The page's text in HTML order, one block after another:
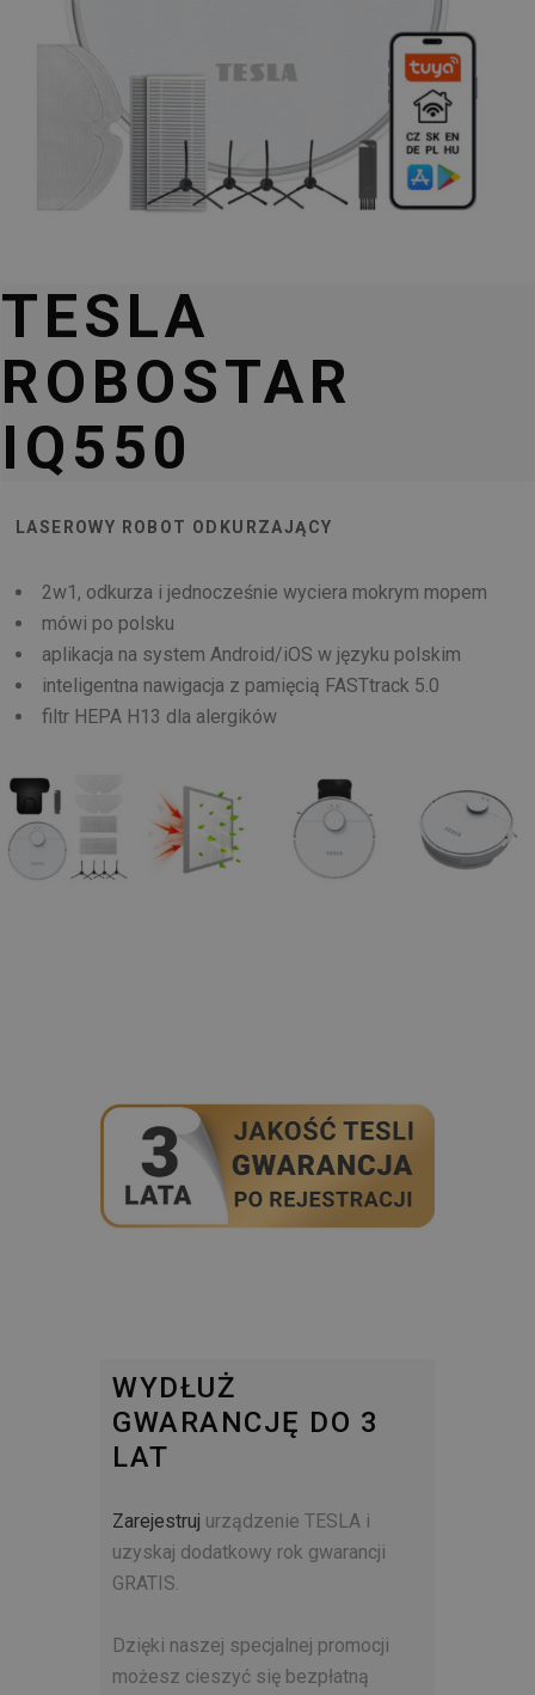
TESLA
ROBOSTAR
IQ550
LASEROWY ROBOT ODKURZAJĄCY
2w1, odkurza i jednocześnie wyciera mokrym mopem
mówi po polsku
aplikacja na system Android/iOS w języku polskim
inteligentna nawigacja z pamięcią FASTtrack 5.0
filtr HEPA H13 dla alergików
WYDŁUŻ
GWARANCJĘ DO 3
LAT
Zarejestruj urządzenie TESLA i
uzyskaj dodatkowy rok gwarancji
GRATIS.
Dzięki naszej specjalnej promocji
możesz cieszyć się bezpłatną